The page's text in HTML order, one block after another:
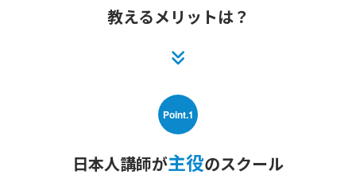
教えるメリットは？
Point.1
日本人講師が主役のスクール